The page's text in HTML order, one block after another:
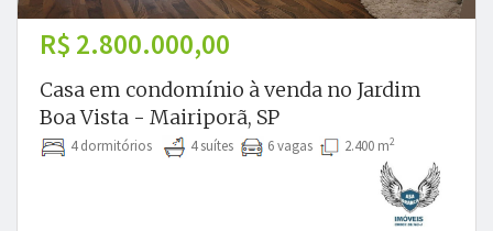
R$ 2.800.000,00
Casa em condomínio à venda no Jardim
Boa Vista - Mairiporã, SP
4 dormitórios 4 suítes 6 vagas 2.400 m2